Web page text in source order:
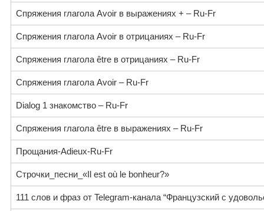
Спряжения глагола Avoir в выражениях + – Ru-Fr
Спряжения глагола Avoir в отрицаниях – Ru-Fr
Спряжения глагола être в отрицаниях – Ru-Fr
Спряжения глагола Avoir – Ru-Fr
Dialog 1 знакомство – Ru-Fr
Спряжения глагола être в выражениях – Ru-Fr
Прощания-Adieux-Ru-Fr
Строчки_песни_«Il est où le bonheur?»
111 слов и фраз от Telegram-канала “Французский с